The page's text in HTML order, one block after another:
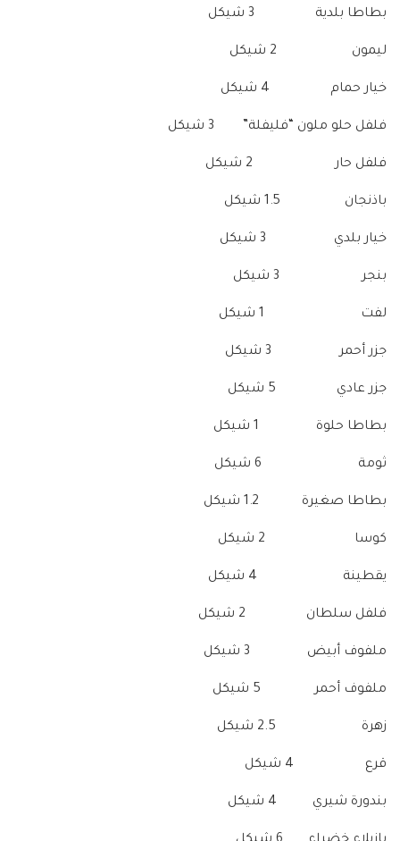
بطاطا بلدية 3 شيكل
ليمون 2 شيكل
خيار حمام 4 شيكل
فلفل حلو ملون “فليفلة” 3 شيكل
فلفل حار 2 شيكل
باذنجان 1.5 شيكل
خيار بلدي 3 شيكل
بنجر 3 شيكل
لفت 1 شيكل
جزر أحمر 3 شيكل
جزر عادي 5 شيكل
بطاطا حلوة 1 شيكل
ثومة 6 شيكل
بطاطا صغيرة 1.2 شيكل
كوسا 2 شيكل
يقطينة 4 شيكل
فلفل سلطان 2 شيكل
ملفوف أبيض 3 شيكل
ملفوف أحمر 5 شيكل
زهرة 2.5 شيكل
قرع 4 شيكل
بندورة شيري 4 شيكل